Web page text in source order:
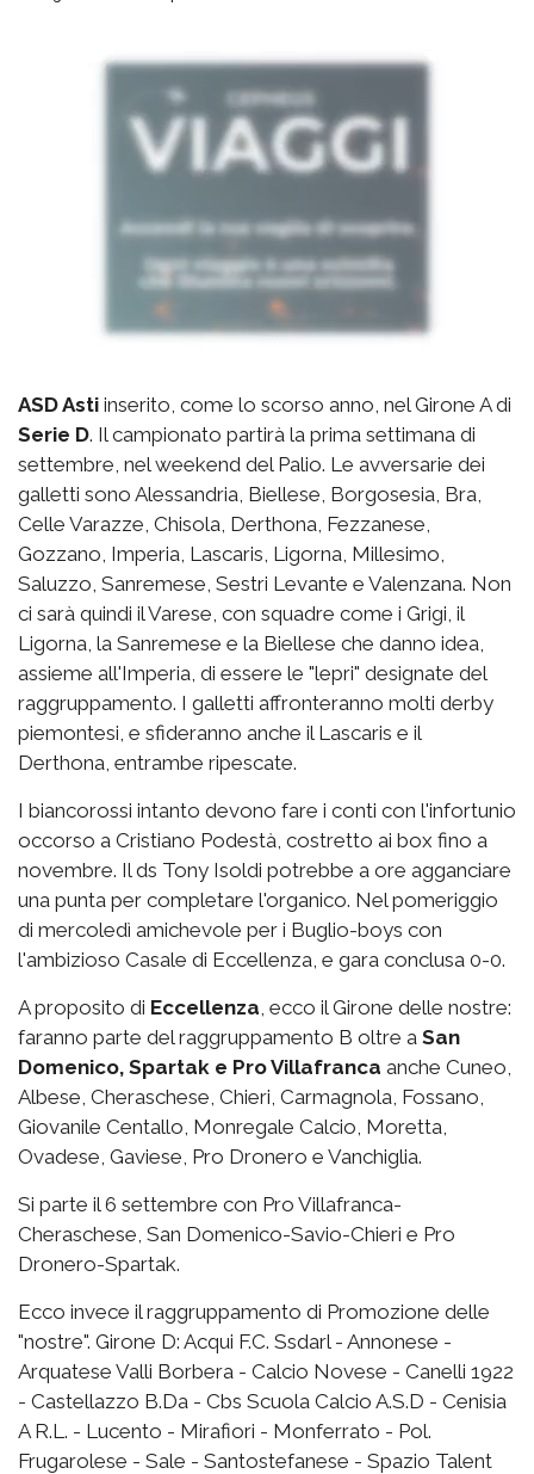
ASD Asti inserito, come lo scorso anno, nel Girone A di
Serie D. Il campionato partirà la prima settimana di
settembre, nel weekend del Palio. Le avversarie dei
galletti sono Alessandria, Biellese, Borgosesia, Bra,
Celle Varazze, Chisola, Derthona, Fezzanese,
Gozzano, Imperia, Lascaris, Ligorna, Millesimo,
Saluzzo, Sanremese, Sestri Levante e Valenzana. Non
ci sarà quindi il Varese, con squadre come i Grigi, il
Ligorna, la Sanremese e la Biellese che danno idea,
assieme all'Imperia, di essere le "lepri" designate del
raggruppamento. I galletti affronteranno molti derby
piemontesi, e sfideranno anche il Lascaris e il
Derthona, entrambe ripescate.
I biancorossi intanto devono fare i conti con l'infortunio
occorso a Cristiano Podestà, costretto ai box fino a
novembre. Il ds Tony Isoldi potrebbe a ore agganciare
una punta per completare l'organico. Nel pomeriggio
di mercoledì amichevole per i Buglio-boys con
l'ambizioso Casale di Eccellenza, e gara conclusa 0-0.
A proposito di Eccellenza , ecco il Girone delle nostre:
faranno parte del raggruppamento B oltre a San
Domenico, Spartak e Pro Villafranca anche Cuneo,
Albese, Cheraschese, Chieri, Carmagnola, Fossano,
Giovanile Centallo, Monregale Calcio, Moretta,
Ovadese, Gaviese, Pro Dronero e Vanchiglia.
Si parte il 6 settembre con Pro Villafranca-
Cheraschese, San Domenico-Savio-Chieri e Pro
Dronero-Spartak.
Ecco invece il raggruppamento di Promozione delle
"nostre". Girone D: Acqui F.C. Ssdarl - Annonese -
Arquatese Valli Borbera - Calcio Novese - Canelli 1922
- Castellazzo B.Da - Cbs Scuola Calcio A.S.D - Cenisia
A R.L. - Lucento - Mirafiori - Monferrato - Pol.
Frugarolese - Sale - Santostefanese - Spazio Talent